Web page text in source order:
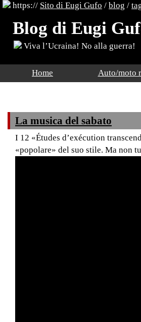
https:// Sito di Eugi Gufo / blog /
Blog di Eugi
Viva l’Ucraina! No alla guerra!
Home Auto/moto
La musica del sabato
I 12 «Études d’exécution
«popolare» del suo stile. Ma non